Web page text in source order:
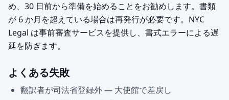
め、30 日前から準備を始めることをお勧めします。書類
が 6 か月を超えている場合は再発行が必要です。NYC
Legal は事前審査サービスを提供し、書式エラーによる遅
延を防ぎます。
よくある失敗
翻訳者が司法省登録外 — 大使館で差戻し